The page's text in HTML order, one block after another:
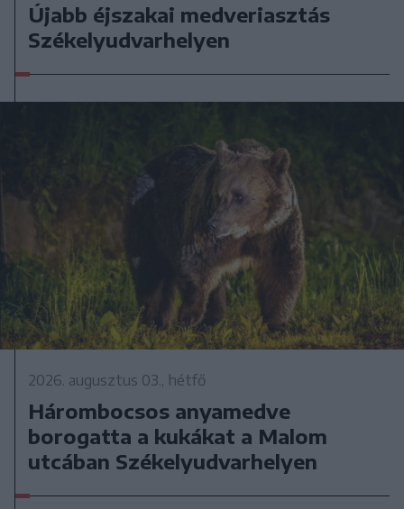
Újabb éjszakai medveriasztás
Székelyudvarhelyen
2026. augusztus 03., hétfő
Hárombocsos anyamedve
borogatta a kukákat a Malom
utcában Székelyudvarhelyen